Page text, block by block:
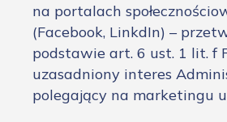
na portalach
(Facebook, LinkdIn) –
podstawie art. 6 ust. 1 lit. f
uzasadniony interes
polegający na marketingu